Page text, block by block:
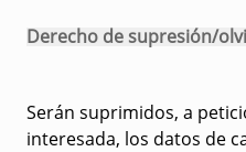
Derecho de supresión/
Serán suprimidos, a
interesada, los datos de